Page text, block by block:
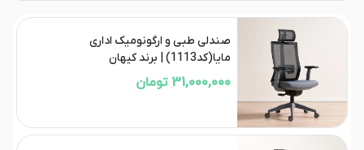
صندلی طبی و ارگونومیک اداری
مایا(کد1113) | برند کیهان
31,000,000 تومان